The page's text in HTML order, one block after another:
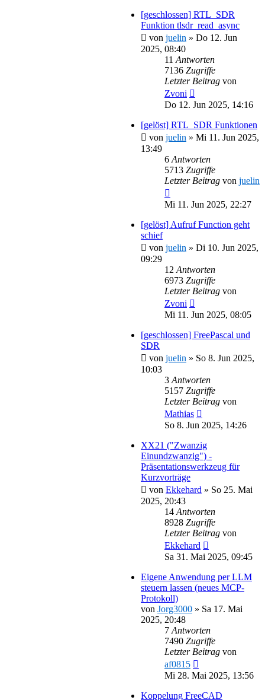
[geschlossen] RTL_SDR
Funktion tlsdr_read_async
von juelin » Do 12. Jun
2025, 08:40
11 Antworten
7136 Zugriffe
Letzter Beitrag von
Zvoni
Do 12. Jun 2025, 14:16
[gelöst] RTL_SDR Funktionen
von juelin » Mi 11. Jun 2025,
13:49
6 Antworten
5713 Zugriffe
Letzter Beitrag von juelin
Mi 11. Jun 2025, 22:27
[gelöst] Aufruf Function geht
schief
von juelin » Di 10. Jun 2025,
09:29
12 Antworten
6973 Zugriffe
Letzter Beitrag von
Zvoni
Mi 11. Jun 2025, 08:05
[geschlossen] FreePascal und
SDR
von juelin » So 8. Jun 2025,
10:03
3 Antworten
5157 Zugriffe
Letzter Beitrag von
Mathias
So 8. Jun 2025, 14:26
XX21 ("Zwanzig
Einundzwanzig") -
Präsentationswerkzeug für
Kurzvorträge
von Ekkehard » So 25. Mai
2025, 20:43
14 Antworten
8928 Zugriffe
Letzter Beitrag von
Ekkehard
Sa 31. Mai 2025, 09:45
Eigene Anwendung per LLM
steuern lassen (neues MCP-
Protokoll)
von Jorg3000 » Sa 17. Mai
2025, 20:48
7 Antworten
7490 Zugriffe
Letzter Beitrag von
af0815
Mi 28. Mai 2025, 13:56
Koppelung FreeCAD